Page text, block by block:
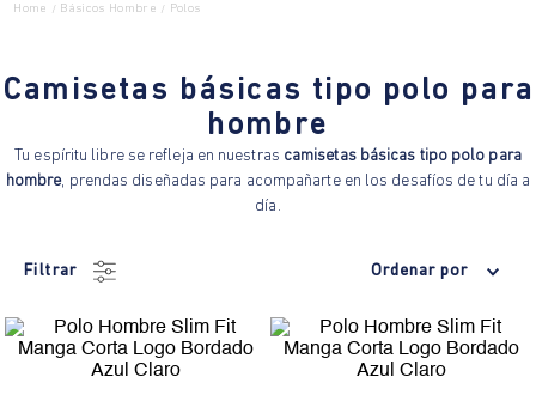
Home / Básicos Hombre / Polos
Camisetas básicas tipo polo para
hombre
Tu espíritu libre se refleja en nuestras camisetas básicas tipo polo para
hombre, prendas diseñadas para acompañarte en los desafíos de tu día a
día.
Filtrar Ordenar por